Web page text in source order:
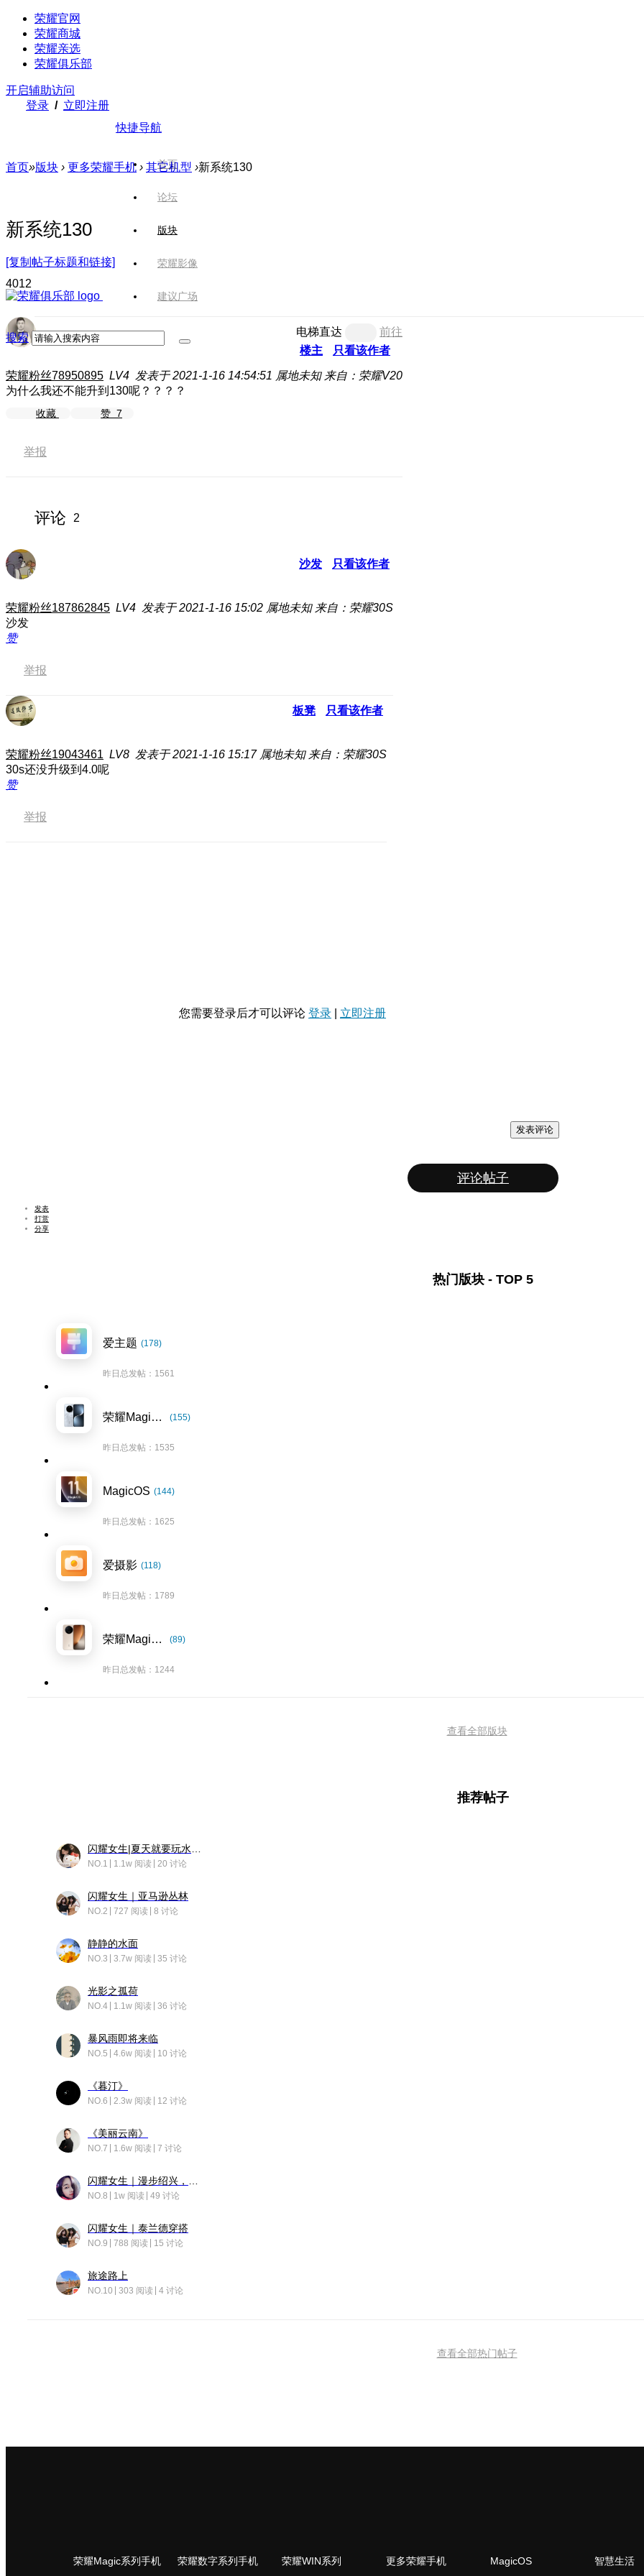
荣耀官网
荣耀商城
荣耀亲选
荣耀俱乐部
开启辅助访问
登录 / 立即注册
快捷导航
首页
论坛
版块
荣耀影像
建议广场
搜索
首页»版块 › 更多荣耀手机 › 其它机型 ›新系统130
新系统130
[复制帖子标题和链接]
4012
电梯直达
前往
楼主
只看该作者
荣耀粉丝78950895 LV4 发表于 2021-1-16 14:54:51 属地未知 来自：荣耀V20
为什么我还不能升到130呢？？？？
收藏 赞 7
举报
评论 2
沙发 只看该作者
荣耀粉丝187862845 LV4 发表于 2021-1-16 15:02 属地未知 来自：荣耀30S
沙发
赞
举报
板凳 只看该作者
荣耀粉丝19043461 LV8 发表于 2021-1-16 15:17 属地未知 来自：荣耀30S
30s还没升级到4.0呢
赞
举报
您需要登录后才可以评论 登录 立即注册
发表评论
评论帖子
发表
打赏
分享
热门版块 - TOP 5
爱主题 (178)
昨日总发帖：1561
荣耀Magic7系列 (155)
昨日总发帖：1535
MagicOS (144)
昨日总发帖：1625
爱摄影 (118)
昨日总发帖：1789
荣耀Magic8系列 (89)
昨日总发帖：1244
查看全部版块
推荐帖子
NO.1 1.1w 阅读 20 讨论
闪耀女生｜亚马逊丛林
NO.2 727 阅读 8 讨论
静静的水面
NO.3 3.7w 阅读 35 讨论
光影之孤荷
NO.4 1.1w 阅读 36 讨论
暴风雨即将来临
NO.5 4.6w 阅读 10 讨论
《暮汀》
NO.6 2.3w 阅读 12 讨论
《美丽云南》
NO.7 1.6w 阅读 7 讨论
NO.8 1w 阅读 49 讨论
闪耀女生｜泰兰德穿搭
NO.9 788 阅读 15 讨论
旅途路上
NO.10 303 阅读 4 讨论
查看全部热门帖子
荣耀Magic系列手机 荣耀数字系列手机 荣耀WIN系列 更多荣耀手机 MagicOS 智慧生活